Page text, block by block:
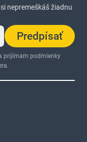
nepremeškáš žiadnu
Predpísať
prijímam podmienky